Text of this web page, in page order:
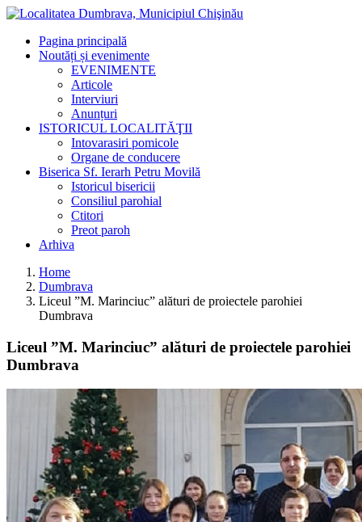
Pagina principală
Noutăți și evenimente
EVENIMENTE
Articole
Interviuri
Anunțuri
ISTORICUL LOCALITĂŢII
Intovarasiri pomicole
Organe de conducere
Biserica Sf. Ierarh Petru Movilă
Istoricul bisericii
Consiliul parohial
Ctitori
Preot paroh
Arhiva
Home
Dumbrava
Liceul ”M. Marinciuc” alături de proiectele parohiei
Dumbrava
Liceul ”M. Marinciuc” alături de proiectele parohiei
Dumbrava